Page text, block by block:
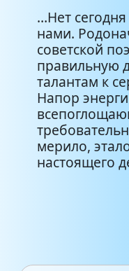
…Нет
нами.
советской
правильную
талантам к
Напор
мерило,
настоящего